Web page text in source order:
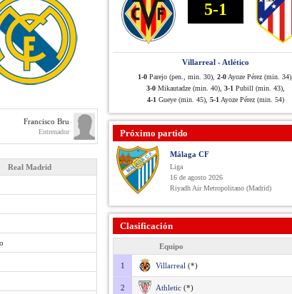
Francisco Bru
Entrenador
Real Madrid
5-1
Villarreal - Atlético
1-0 Parejo (pen., min. 30), 2-0 Ayoze Pérez (min. 34),
3-0 Mikautadze (min. 40), 3-1 Pubill (min. 43),
4-1 Gueye (min. 45), 5-1 Ayoze Pérez (min. 54)
Próximo partido
Málaga CF
Liga
16 de agosto 2026
Riyadh Air Metropolitano (Madrid)
Clasificación
Equipo
1 Villarreal (*)
2 Athletic (*)